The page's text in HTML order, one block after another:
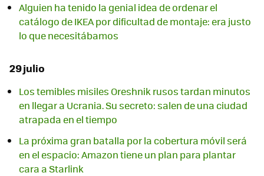
Alguien ha tenido la genial idea de ordenar el
catálogo de IKEA por dificultad de montaje: era justo
lo que necesitábamos
29 julio
Los temibles misiles Oreshnik rusos tardan minutos
en llegar a Ucrania. Su secreto: salen de una ciudad
atrapada en el tiempo
La próxima gran batalla por la cobertura móvil será
en el espacio: Amazon tiene un plan para plantar
cara a Starlink